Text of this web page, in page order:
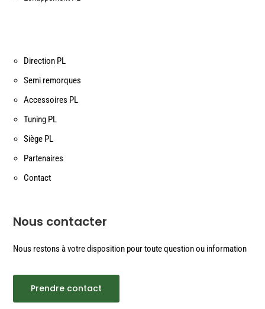
Direction PL
Semi remorques
Accessoires PL
Tuning PL
Siège PL
Partenaires
Contact
Nous contacter
Nous restons à votre disposition pour toute question ou information
Prendre contact